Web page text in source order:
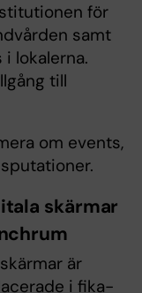
för
samt
lokalerna.
till
om events,
skärmar
är
i fika-